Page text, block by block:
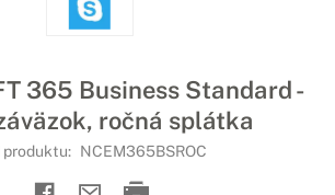
365 Business Standard -
ročná splátka
produktu: NCEM365BSROC